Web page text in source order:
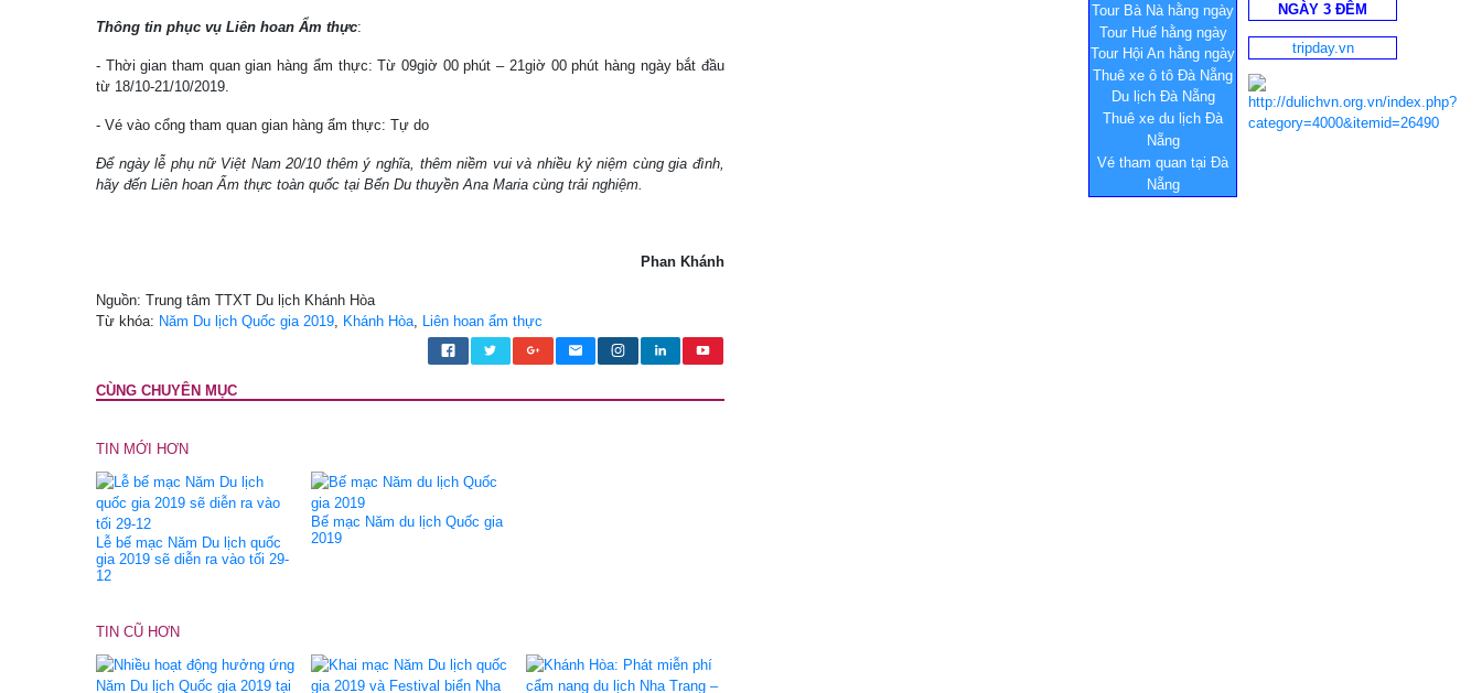
Thông tin phục vụ Liên hoan Ẩm thực:
- Thời gian tham quan gian hàng ẩm thực: Từ 09giờ 00 phút – 21giờ 00 phút hàng ngày bắt đầu
từ 18/10-21/10/2019.
- Vé vào cổng tham quan gian hàng ẩm thực: Tự do
Để ngày lễ phụ nữ Việt Nam 20/10 thêm ý nghĩa, thêm niềm vui và nhiều kỷ niệm cùng gia đình,
hãy đến Liên hoan Ẩm thực toàn quốc tại Bến Du thuyền Ana Maria cùng trải nghiệm.
Phan Khánh
Nguồn: Trung tâm TTXT Du lịch Khánh Hòa
Từ khóa: Năm Du lịch Quốc gia 2019, Khánh Hòa, Liên hoan ẩm thực
CÙNG CHUYÊN MỤC
TIN MỚI HƠN
Lễ bế mạc Năm Du lịch quốc
gia 2019 sẽ diễn ra vào tối 29-
12
Bế mạc Năm du lịch Quốc gia
2019
TIN CŨ HƠN
Tour Bà Nà hằng ngày
Tour Huế hằng ngày
Tour Hội An hằng ngày
Thuê xe ô tô Đà Nẵng
Du lịch Đà Nẵng
Thuê xe du lịch Đà
Nẵng
Vé tham quan tại Đà
Nẵng
NGÀY 3 ĐÊM
tripday.vn